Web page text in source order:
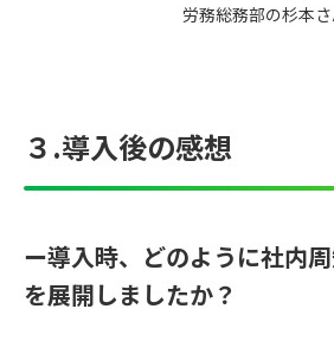
労務総務部の杉本
３.導入後の感想
ー導入時、どのように社内
を展開しましたか？